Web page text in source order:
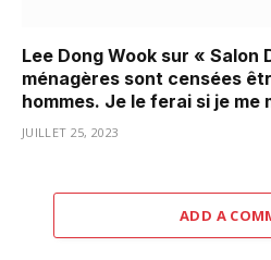
Lee Dong Wook sur « Salon
ménagères sont censées
hommes. Je le ferai si je me
JUILLET 25, 2023
ADD A